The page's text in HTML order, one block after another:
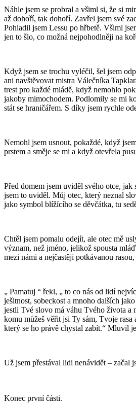
Náhle jsem se probral a všiml si, že si
až dohoří, tak dohoří. Zavřel jsem své
Pohladil jsem Lessu po hřbetě. Všiml
jen to šlo, co možná nejpohodlněji na
Když jsem se trochu vyléčil, šel jsem
ani navštěvovat mistra Válečníka
trest pro každé mládě, když nemohlo
jakoby mimochodem. Podlomily se mi
stát se hraničářem. S díky jsem rychle
Nemohl jsem usnout, pokaždé, když
prstem a směje se mi a když otevřela
Před domem jsem uviděl svého otce,
jsem to uviděl. Můj otec, který neznal
jako symbol blížícího se děvčátka, tu
Chtěl jsem pomalu odejít, ale otec mě
význam, než jméno, jelikož spousta
mezi námi a nejčastěji potkávanou
„ Pamatuj “ řekl, „ to co nás od lidí
ješitnost, sobeckost a mnoho dalších
jestli Tvé slovo má váhu Tvého života a
komu můžeš věřit jsi Ty sám, Tvoje
který se ho právě chystal zabít.“ Mluvil
Už jsem přestával lidi nenávidět – začal
Konec první části.